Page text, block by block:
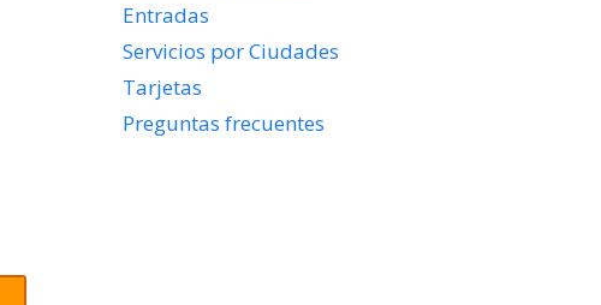
Entradas
Servicios por Ciudades
Tarjetas
Preguntas frecuentes